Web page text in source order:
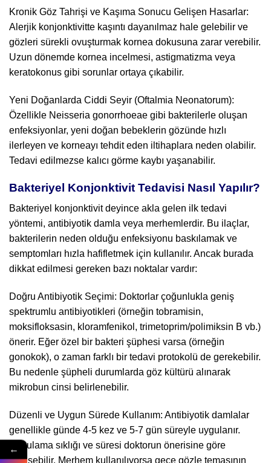
Kronik Göz Tahrişi ve Kaşıma Sonucu Gelişen Hasarlar:
Alerjik konjonktivitte kaşıntı dayanılmaz hale gelebilir ve
gözleri sürekli ovuşturmak kornea dokusuna zarar verebilir.
Uzun dönemde kornea incelmesi, astigmatizma veya
keratokonus gibi sorunlar ortaya çıkabilir.
Yeni Doğanlarda Ciddi Seyir (Oftalmia Neonatorum):
Özellikle Neisseria gonorrhoeae gibi bakterilerle oluşan
enfeksiyonlar, yeni doğan bebeklerin gözünde hızlı
ilerleyen ve korneayı tehdit eden iltihaplara neden olabilir.
Tedavi edilmezse kalıcı görme kaybı yaşanabilir.
Bakteriyel Konjonktivit Tedavisi Nasıl Yapılır?
Bakteriyel konjonktivit deyince akla gelen ilk tedavi
yöntemi, antibiyotik damla veya merhemlerdir. Bu ilaçlar,
bakterilerin neden olduğu enfeksiyonu baskılamak ve
semptomları hızla hafifletmek için kullanılır. Ancak burada
dikkat edilmesi gereken bazı noktalar vardır:
Doğru Antibiyotik Seçimi: Doktorlar çoğunlukla geniş
spektrumlu antibiyotikleri (örneğin tobramisin,
moksifloksasin, kloramfenikol, trimetoprim/polimiksin B vb.)
önerir. Eğer özel bir bakteri şüphesi varsa (örneğin
gonokok), o zaman farklı bir tedavi protokolü de gerekebilir.
Bu nedenle şüpheli durumlarda göz kültürü alınarak
mikrobun cinsi belirlenebilir.
Düzenli ve Uygun Sürede Kullanım: Antibiyotik damlalar
genellikle günde 4-5 kez ve 5-7 gün süreyle uygulanır.
Uygulama sıklığı ve süresi doktorun önerisine göre
değişebilir. Merhem kullanılıyorsa gece gözle temasının
←